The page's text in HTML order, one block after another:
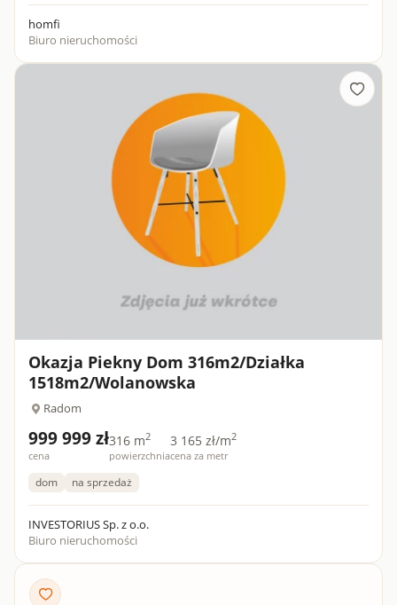
homfi
Biuro nieruchomości
Okazja Piekny Dom 316m2/Działka
1518m2/Wolanowska
Radom
999 999 zł
cena
316 m2
powierzchnia
3 165 zł/m2
cena za metr
dom na sprzedaż
INVESTORIUS Sp. z o.o.
Biuro nieruchomości